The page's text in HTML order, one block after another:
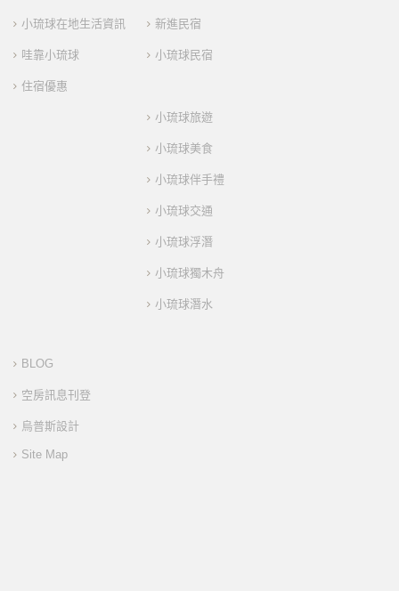
小琉球在地生活資訊
哇靠小琉球
住宿優惠
新進民宿
小琉球民宿
小琉球旅遊
小琉球美食
小琉球伴手禮
小琉球交通
小琉球浮潛
小琉球獨木舟
小琉球潛水
BLOG
空房訊息刊登
烏普斯設計
Site Map